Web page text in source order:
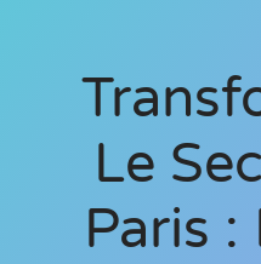
Le
Paris :